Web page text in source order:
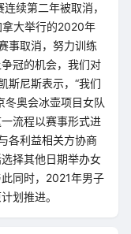
续第二年被取消，
大举行的2020年
事取消，努力训练
冠的机会，我们对
斯尼斯表示，“我们
奥会冰壶项目女队
流程以赛事形式进
各利益相关方协商
择其他日期举办女
同时，2021年男子
划推进。